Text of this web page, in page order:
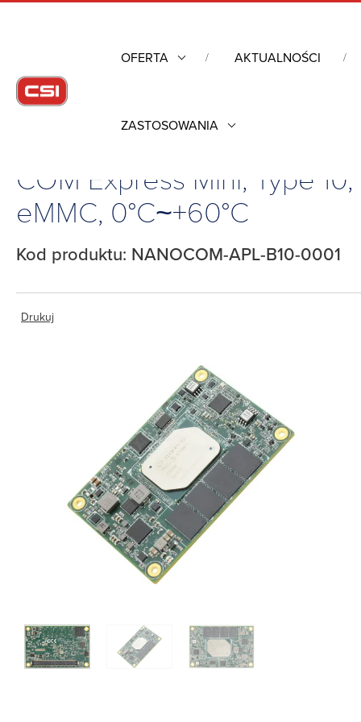
OFERTA AKTUALNOŚCI
ZASTOSOWANIA
Komputery przemysłowe
COM Express Mini, Type
eMMC, 0°C~+60°C
Kod produktu: NANOCOM-APL-B10-0001
Drukuj